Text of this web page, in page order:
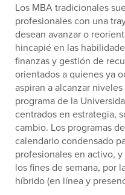
Los MBA tradicionales
profesionales con una
desean avanzar o
hincapié en las
finanzas y gestión de
orientados a quienes ya
aspiran a alcanzar
programa de la
centrados en estrategia,
cambio. Los programas
calendario condensado
profesionales en activo,
los fines de semana, por
híbrido (en línea y